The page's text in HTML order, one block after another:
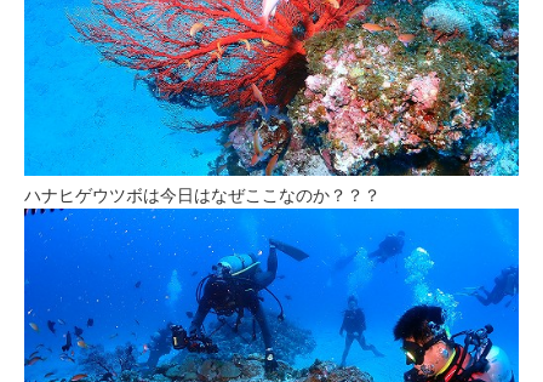
ハナヒゲウツボは今日はなぜここなのか？？？